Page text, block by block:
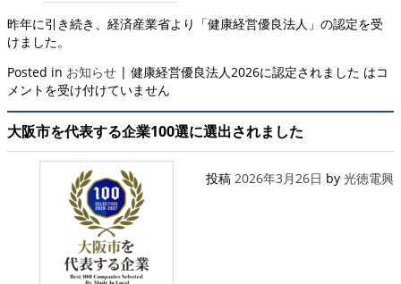
昨年に引き続き、経済産業省より「健康経営優良法人」の認定を受
けました。
Posted in お知らせ | 健康経営優良法人2026に認定されました はコ
メントを受け付けていません
大阪市を代表する企業100選に選出されました
投稿 2026年3月26日 by 光徳電興